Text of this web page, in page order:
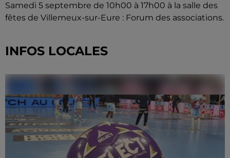
Samedi 5 septembre de 10h00 à 17h00 à la salle des
fêtes de Villemeux-sur-Eure : Forum des associations.
INFOS LOCALES